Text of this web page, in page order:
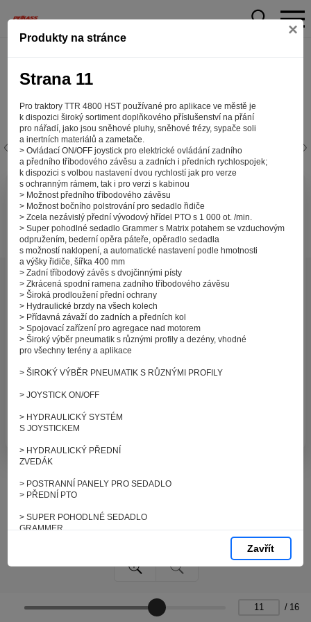
Produkty na stránce ×
Strana 11
Pro traktory TTR 4800 HST používané pro aplikace ve městě je
k dispozici široký sortiment doplňkového příslušenství na přání
pro nářadí, jako jsou sněhové pluhy, sněhové frézy, sypače soli
a inertních materiálů a zametače.
> Ovládací ON/OFF joystick pro elektrické ovládání zadního
a předního tříbodového závěsu a zadních i předních rychlospojek;
k dispozici s volbou nastavení dvou rychlostí jak pro verze
s ochranným rámem, tak i pro verzi s kabinou
> Možnost předního tříbodového závěsu
> Možnost bočního polstrování pro sedadlo řidiče
> Zcela nezávislý přední vývodový hřídel PTO s 1 000 ot. /min.
> Super pohodlné sedadlo Grammer s Matrix potahem se vzduchovým
odpružením, bederní opěra páteře, opěradlo sedadla
s možností naklopení, a automatické nastavení podle hmotnosti
a výšky řidiče, šířka 400 mm
> Zadní tříbodový závěs s dvojčinnými písty
> Zkrácená spodní ramena zadního tříbodového závěsu
> Široká prodloužení přední ochrany
> Hydraulické brzdy na všech kolech
> Přídavná závaží do zadních a předních kol
> Spojovací zařízení pro agregace nad motorem
> Široký výběr pneumatik s různými profily a dezény, vhodné
pro všechny terény a aplikace
> ŠIROKÝ VÝBĚR PNEUMATIK S RŮZNÝMI PROFILY
> JOYSTICK ON/OFF
> HYDRAULICKÝ SYSTÉM
S JOYSTICKEM
> HYDRAULICKÝ PŘEDNÍ
ZVEDÁK
> POSTRANNÍ PANELY PRO SEDADLO
> PŘEDNÍ PTO
> SUPER POHODLNÉ SEDADLO
GRAMMER
Zavřít
/ 16
Aby web fungoval tak, jak ho znáte (souhlas
s cookies)
Záleží nám na tom, aby pro vás nakupování bylo co nejlepší
zážitkem. Abyste na našich stránkách rychle našli to, co
hledáte, ušetřili spoustu klikání a nezobrazovaly se vám
reklamy na věci, které vás nezajímají. Abyste web viděli
v zobrazení na které jste zvyklí a nemuseli se pokaždé
přihlašovat. Proto od vás potřebujeme souhlas se
zpracováním souborů cookies - malých souborů, které
se dočasně ukládají ve vašem prohlížeči. Stisknutím tlačítka
„V pořádku“ souhlasíte s nastavením cookies tak, abychom
vám poskytovali smysluplné a užitečné služby na základě
vašich údajů. Svůj souhlas můžete kdykoli změnit na stránce
Spravovat cookies